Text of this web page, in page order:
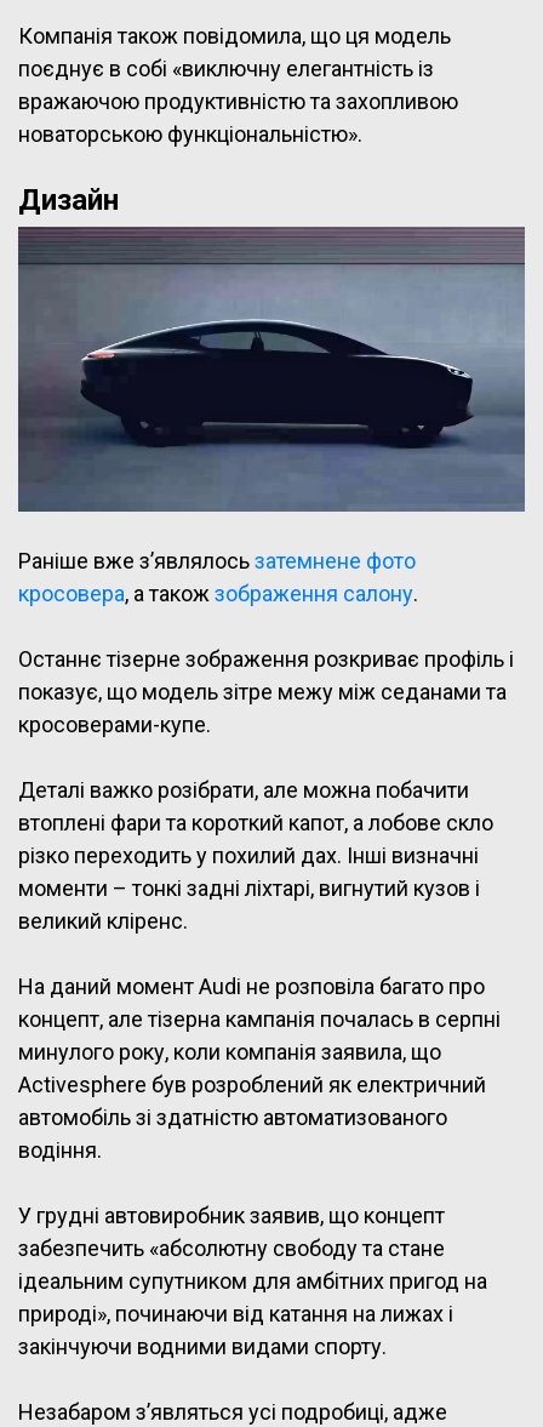
Компанія також повідомила, що ця модель
поєднує в собі «виключну елегантність із
вражаючою продуктивністю та захопливою
новаторською функціональністю».
Дизайн
Раніше вже з’являлосьзатемнене фото
кросовера, а такожзображення салону.
Останнє тізерне зображення розкриває профіль і
показує, що модель зітре межу між седанами та
кросоверами-купе.
Деталі важко розібрати, але можна побачити
втоплені фари та короткий капот, а лобове скло
різко переходить у похилий дах. Інші визначні
моменти – тонкі задні ліхтарі, вигнутий кузов і
великий кліренс.
На даний момент Audi не розповіла багато про
концепт, але тізерна кампанія почалась в серпні
минулого року, коли компанія заявила, що
Activesphere був розроблений як електричний
автомобіль зі здатністю автоматизованого
водіння.
У грудні автовиробник заявив, що концепт
забезпечить «абсолютну свободу та стане
ідеальним супутником для амбітних пригод на
природі», починаючи від катання на лижах і
закінчуючи водними видами спорту.
Незабаром з’являться усі подробиці, адже